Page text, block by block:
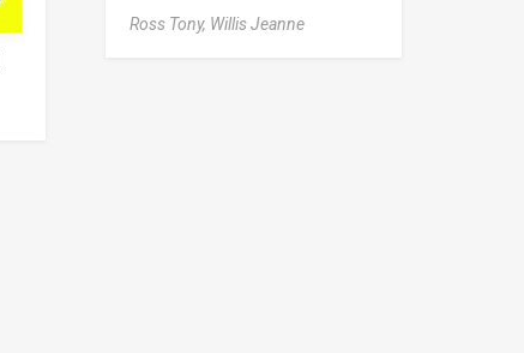
Ross Tony, Willis Jeanne